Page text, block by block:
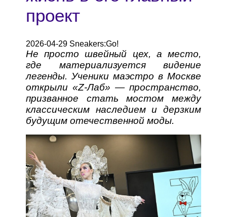
проект
2026-04-29 Sneakers:Go!
Не просто швейный цех, а место,
где материализуется видение
легенды. Ученики маэстро в Москве
открыли «Z-Лаб» — пространство,
призванное стать мостом между
классическим наследием и дерзким
будущим отечественной моды.